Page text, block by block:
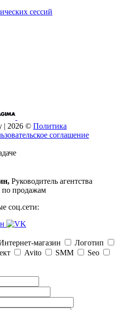
сессий
| 2026 © Политика
соглашение
Руководитель агентства
продажам
соц.сети:
магазин
Логотип
Avito SMM
Seo